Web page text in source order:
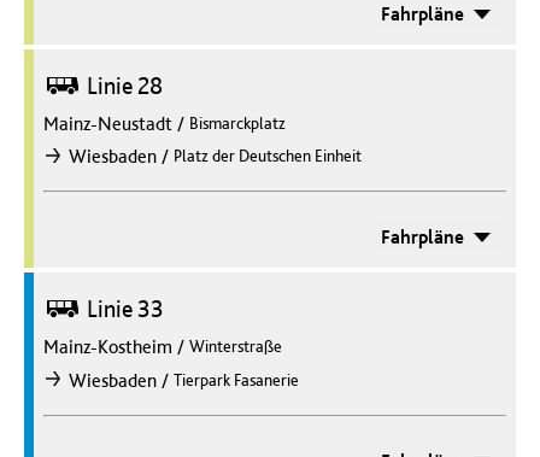
Fahrpläne
Bus Linie 28
Mainz-Neustadt / Bismarckplatz
nachWiesbaden / Platz der Deutschen Einheit
Fahrpläne
Bus Linie 33
Mainz-Kostheim / Winterstraße
nachWiesbaden / Tierpark Fasanerie